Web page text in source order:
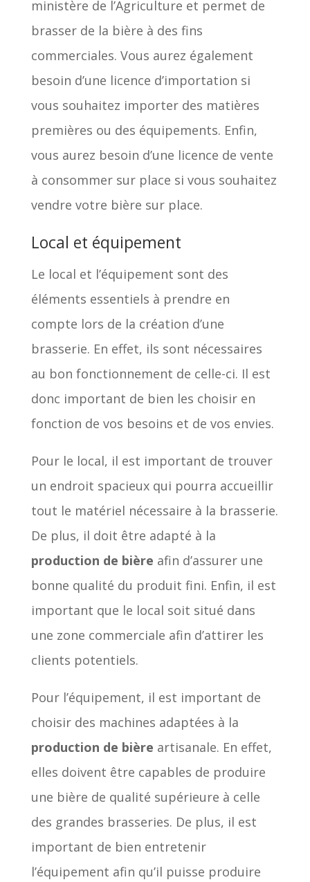
ministère de l’Agriculture et permet de
brasser de la bière à des fins
commerciales. Vous aurez également
besoin d’une licence d’importation si
vous souhaitez importer des matières
premières ou des équipements. Enfin,
vous aurez besoin d’une licence de vente
à consommer sur place si vous souhaitez
vendre votre bière sur place.
Local et équipement
Le local et l’équipement sont des
éléments essentiels à prendre en
compte lors de la création d’une
brasserie. En effet, ils sont nécessaires
au bon fonctionnement de celle-ci. Il est
donc important de bien les choisir en
fonction de vos besoins et de vos envies.
Pour le local, il est important de trouver
un endroit spacieux qui pourra accueillir
tout le matériel nécessaire à la brasserie.
De plus, il doit être adapté à la
production de bière afin d’assurer une
bonne qualité du produit fini. Enfin, il est
important que le local soit situé dans
une zone commerciale afin d’attirer les
clients potentiels.
Pour l’équipement, il est important de
choisir des machines adaptées à la
production de bière artisanale. En effet,
elles doivent être capables de produire
une bière de qualité supérieure à celle
des grandes brasseries. De plus, il est
important de bien entretenir
l’équipement afin qu’il puisse produire